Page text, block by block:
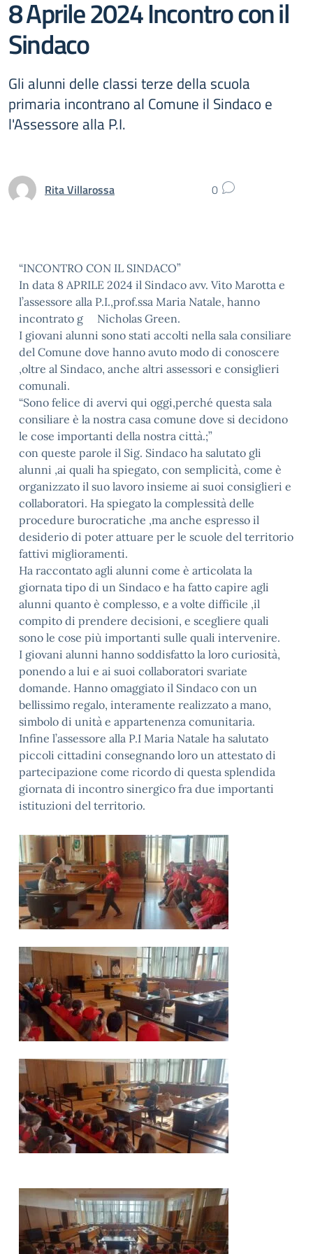
8 Aprile 2024 Incontro con il
Sindaco
Gli alunni delle classi terze della scuola
primaria incontrano al Comune il Sindaco e
l'Assessore alla P.I.
Rita Villarossa 0
“INCONTRO CON IL SINDACO”
In data 8 APRILE 2024 il Sindaco avv. Vito Marotta e
l’assessore alla P.I.,prof.ssa Maria Natale, hanno
incontrato g Nicholas Green.
I giovani alunni sono stati accolti nella sala consiliare
del Comune dove hanno avuto modo di conoscere
,oltre al Sindaco, anche altri assessori e consiglieri
comunali.
“Sono felice di avervi qui oggi,perché questa sala
consiliare è la nostra casa comune dove si decidono
le cose importanti della nostra città.;”
con queste parole il Sig. Sindaco ha salutato gli
alunni ,ai quali ha spiegato, con semplicità, come è
organizzato il suo lavoro insieme ai suoi consiglieri e
collaboratori. Ha spiegato la complessità delle
procedure burocratiche ,ma anche espresso il
desiderio di poter attuare per le scuole del territorio
fattivi miglioramenti.
Ha raccontato agli alunni come è articolata la
giornata tipo di un Sindaco e ha fatto capire agli
alunni quanto è complesso, e a volte difficile ,il
compito di prendere decisioni, e scegliere quali
sono le cose più importanti sulle quali intervenire.
I giovani alunni hanno soddisfatto la loro curiosità,
ponendo a lui e ai suoi collaboratori svariate
domande. Hanno omaggiato il Sindaco con un
bellissimo regalo, interamente realizzato a mano,
simbolo di unità e appartenenza comunitaria.
Infine l’assessore alla P.I Maria Natale ha salutato
piccoli cittadini consegnando loro un attestato di
partecipazione come ricordo di questa splendida
giornata di incontro sinergico fra due importanti
istituzioni del territorio.